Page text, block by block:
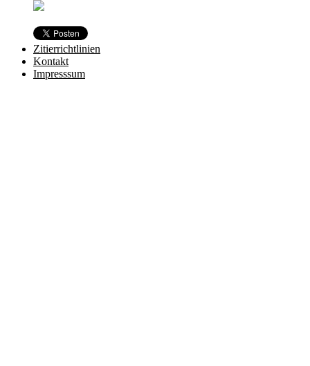
Zitierrichtlinien
Kontakt
Impresssum